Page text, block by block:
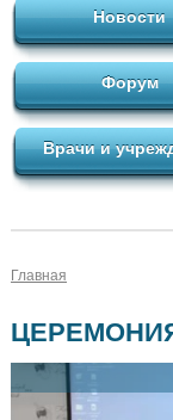
Новости
Форум
Врачи и
Главная